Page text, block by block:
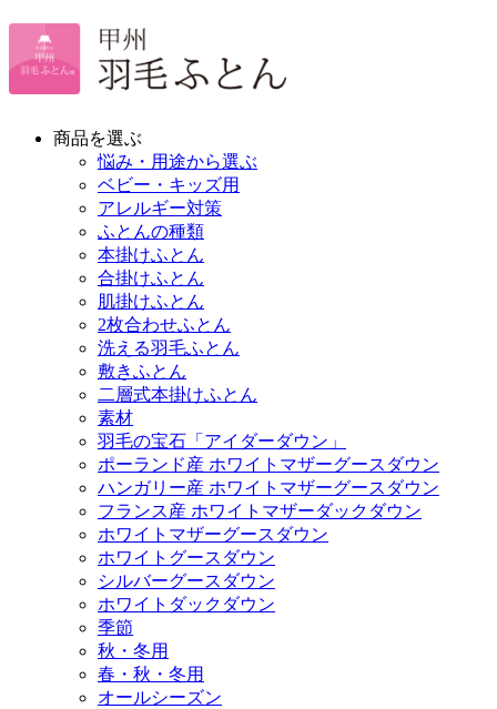
商品を選ぶ
悩み・用途から選ぶ
ベビー・キッズ用
アレルギー対策
ふとんの種類
本掛けふとん
合掛けふとん
肌掛けふとん
2枚合わせふとん
洗える羽毛ふとん
敷きふとん
二層式本掛けふとん
素材
羽毛の宝石「アイダーダウン」
ポーランド産 ホワイトマザーグースダウン
ハンガリー産 ホワイトマザーグースダウン
フランス産 ホワイトマザーダックダウン
ホワイトマザーグースダウン
ホワイトグースダウン
シルバーグースダウン
ホワイトダックダウン
季節
秋・冬用
春・秋・冬用
オールシーズン